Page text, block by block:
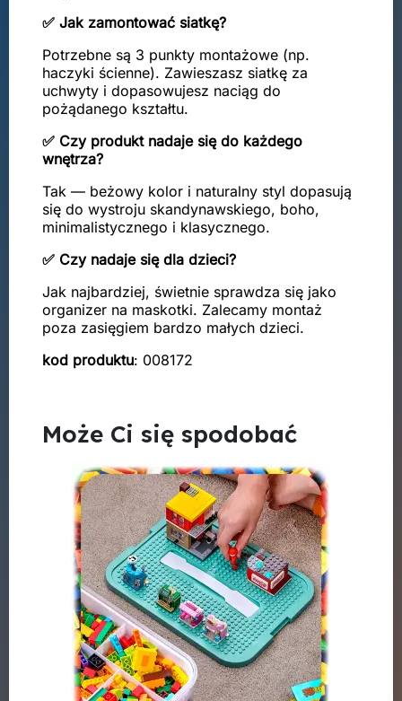
✅ Jak zamontować siatkę?
Potrzebne są 3 punkty montażowe (np.
haczyki ścienne). Zawieszasz siatkę za
uchwyty i dopasowujesz naciąg do
pożądanego kształtu.
✅ Czy produkt nadaje się do każdego
wnętrza?
Tak — beżowy kolor i naturalny styl dopasują
się do wystroju skandynawskiego, boho,
minimalistycznego i klasycznego.
✅ Czy nadaje się dla dzieci?
Jak najbardziej, świetnie sprawdza się jako
organizer na maskotki. Zalecamy montaż
poza zasięgiem bardzo małych dzieci.
kod produktu: 008172
Może Ci się spodobać